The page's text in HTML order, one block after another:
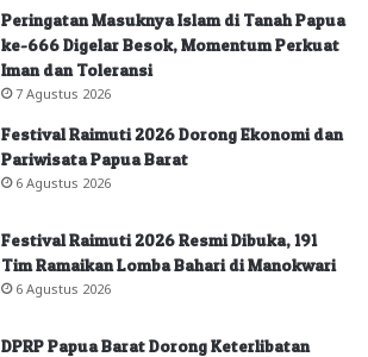
Peringatan Masuknya Islam di Tanah Papua
ke-666 Digelar Besok, Momentum Perkuat
Iman dan Toleransi
7 Agustus 2026
Festival Raimuti 2026 Dorong Ekonomi dan
Pariwisata Papua Barat
6 Agustus 2026
Festival Raimuti 2026 Resmi Dibuka, 191
Tim Ramaikan Lomba Bahari di Manokwari
6 Agustus 2026
DPRP Papua Barat Dorong Keterlibatan